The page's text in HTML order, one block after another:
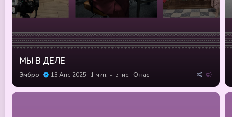
МЫ В ДЕЛЕ
Р
к
Эмбро 13 Апр 2025 1 мин. чтение О нас